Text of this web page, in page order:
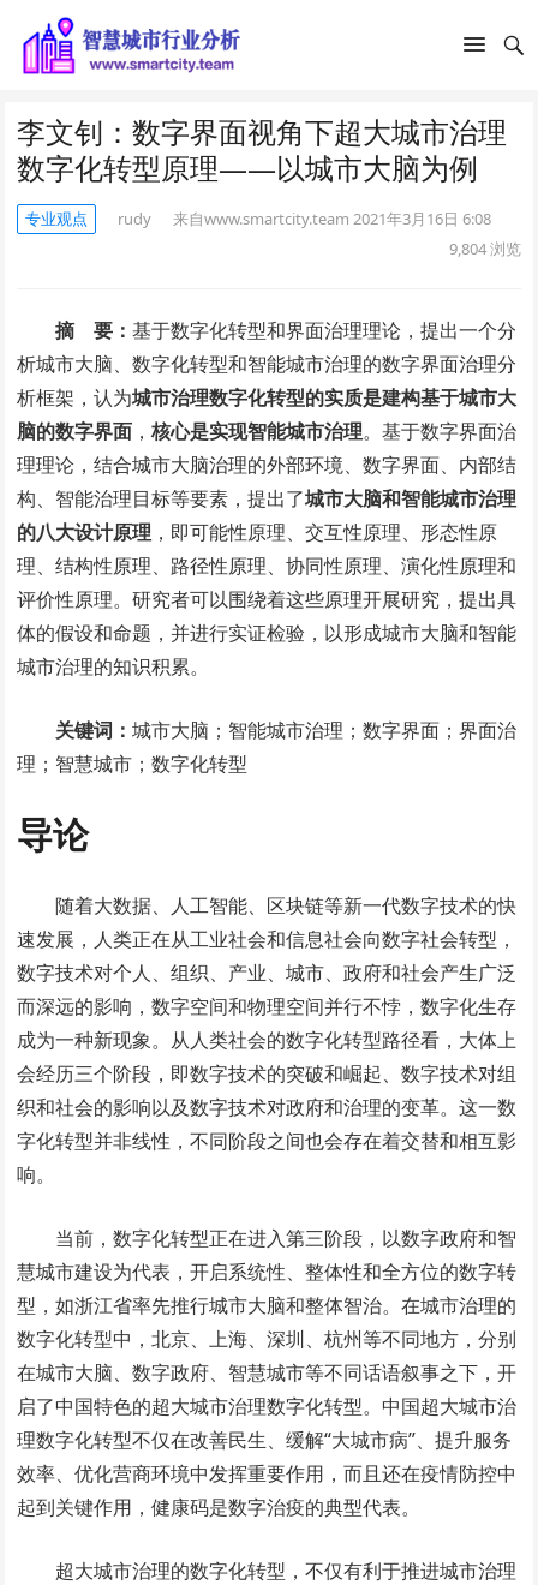
李文钊：数字界面视角下超大城市治理
数字化转型原理——以城市大脑为例
专业观点 rudy 来自www.smartcity.team 2021年3月16日 6:08
9,804浏览
摘 要：基于数字化转型和界面治理理论，提出一个分
析城市大脑、数字化转型和智能城市治理的数字界面治理分
析框架，认为城市治理数字化转型的实质是建构基于城市大
脑的数字界面 ，核心是实现智能城市治理。基于数字界面治
理理论，结合城市大脑治理的外部环境、数字界面、内部结
构、智能治理目标等要素，提出了城市大脑和智能城市治理
的八大设计原理 ，即可能性原理、交互性原理、形态性原
理、结构性原理、路径性原理、协同性原理、演化性原理和
评价性原理。研究者可以围绕着这些原理开展研究，提出具
体的假设和命题，并进行实证检验，以形成城市大脑和智能
城市治理的知识积累。
关键词：城市大脑；智能城市治理；数字界面；界面治
理；智慧城市；数字化转型
导论
随着大数据、人工智能、区块链等新一代数字技术的快
速发展，人类正在从工业社会和信息社会向数字社会转型，
数字技术对个人、组织、产业、城市、政府和社会产生广泛
而深远的影响，数字空间和物理空间并行不悖，数字化生存
成为一种新现象。从人类社会的数字化转型路径看，大体上
会经历三个阶段，即数字技术的突破和崛起、数字技术对组
织和社会的影响以及数字技术对政府和治理的变革。这一数
字化转型并非线性，不同阶段之间也会存在着交替和相互影
响。
当前，数字化转型正在进入第三阶段，以数字政府和智
慧城市建设为代表，开启系统性、整体性和全方位的数字转
型，如浙江省率先推行城市大脑和整体智治。在城市治理的
数字化转型中，北京、上海、深圳、杭州等不同地方，分别
在城市大脑、数字政府、智慧城市等不同话语叙事之下，开
启了中国特色的超大城市治理数字化转型。中国超大城市治
理数字化转型不仅在改善民生、缓解“大城市病”、提升服务
效率、优化营商环境中发挥重要作用，而且还在疫情防控中
起到关键作用，健康码是数字治疫的典型代表。
超大城市治理的数字化转型，不仅有利于推进城市治理